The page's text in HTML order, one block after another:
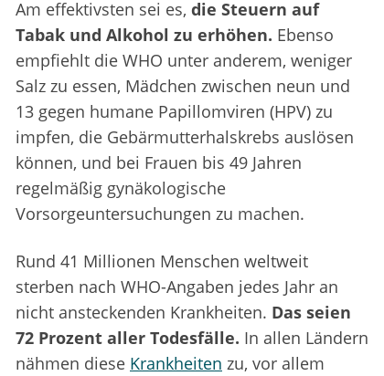
Am effektivsten sei es, die Steuern auf
Tabak und Alkohol zu erhöhen. Ebenso
empfiehlt die WHO unter anderem, weniger
Salz zu essen, Mädchen zwischen neun und
13 gegen humane Papillomviren (HPV) zu
impfen, die Gebärmutterhalskrebs auslösen
können, und bei Frauen bis 49 Jahren
regelmäßig gynäkologische
Vorsorgeuntersuchungen zu machen.
Rund 41 Millionen Menschen weltweit
sterben nach WHO-Angaben jedes Jahr an
nicht ansteckenden Krankheiten. Das seien
72 Prozent aller Todesfälle. In allen Ländern
nähmen diese Krankheiten zu, vor allem